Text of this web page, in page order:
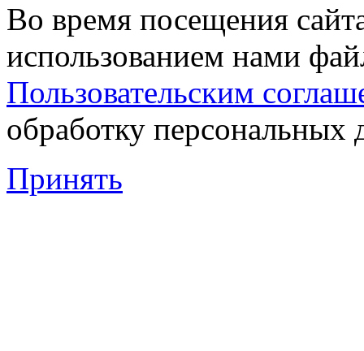
Во время посещения
использованием нами
Пользовательским
обработку персональных
Принять